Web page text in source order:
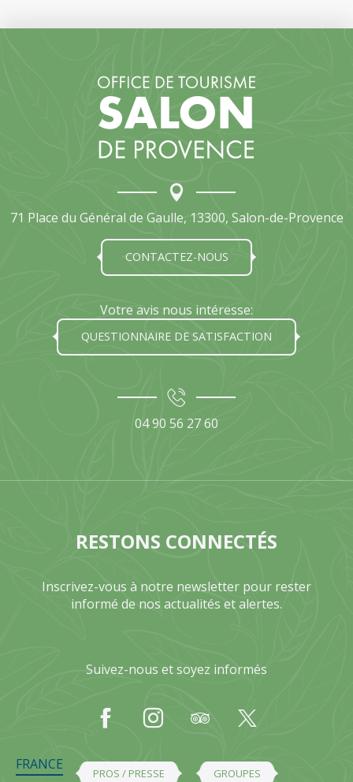
71 Place du Général de Gaulle, 13300, Salon-de-Provence
CONTACTEZ-NOUS
Votre avis nous intéresse:
QUESTIONNAIRE DE SATISFACTION
04 90 56 27 60
RESTONS CONNECTÉS
Inscrivez-vous à notre newsletter pour rester
informé de nos actualités et alertes.
Suivez-nous et soyez informés
PROS / PRESSE GROUPES
FRANCE